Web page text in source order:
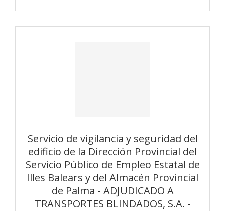
Servicio de vigilancia y seguridad del
edificio de la Dirección Provincial del
Servicio Público de Empleo Estatal de
Illes Balears y del Almacén Provincial
de Palma - ADJUDICADO A
TRANSPORTES BLINDADOS, S.A. -